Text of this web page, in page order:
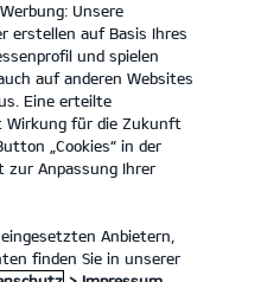
wurden von uns mit
bitten dennoch um Ihr
Vollständigkeit und
können.
sind wir als Diensteanbieter
(§ 7 Abs.1 TMG). Wir
oder gespeicherte fremde
von Informationen nach den
unberührt (§§ 8-10 TMG). Eine
Unsere
erstellen auf Basis Ihres
und spielen
auf anderen Websites
Eine erteilte
Wirkung für die Zukunft
„Cookies“ in der
zur Anpassung Ihrer
Anbietern,
finden Sie in unserer